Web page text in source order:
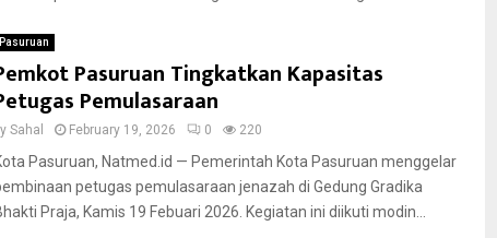
Pasuruan
Pasuruan Tingkatkan Kapasitas
Pemulasaraan
Sahal February 19, 2026 0 220
Pasuruan, Natmed.id — Pemerintah Kota Pasuruan menggelar
petugas pemulasaraan jenazah di Gedung Gradika
Praja, Kamis 19 Febuari 2026. Kegiatan ini diikuti modin...